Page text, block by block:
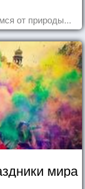
от природы...
мира